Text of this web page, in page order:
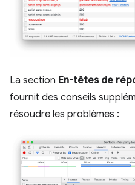
La section En-têtes de
fournit des conseils
résoudre les problèmes :